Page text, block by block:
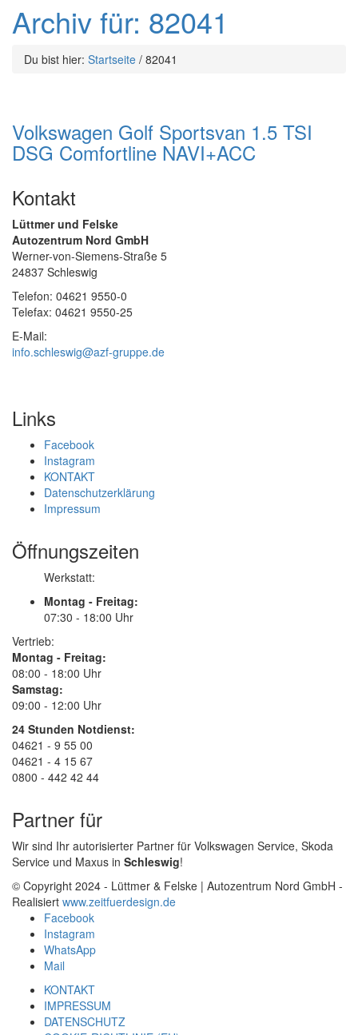
Archiv für: 82041
Du bist hier: Startseite / 82041
Volkswagen Golf Sportsvan 1.5 TSI
DSG Comfortline NAVI+ACC
Kontakt
Lüttmer und Felske
Autozentrum Nord GmbH
Werner-von-Siemens-Straße 5
24837 Schleswig
Telefon: 04621 9550-0
Telefax: 04621 9550-25
E-Mail:
info.schleswig@azf-gruppe.de
Links
Facebook
Instagram
KONTAKT
Datenschutzerklärung
Impressum
Öffnungszeiten
Werkstatt:
Montag - Freitag:
07:30 - 18:00 Uhr
Vertrieb:
Montag - Freitag:
08:00 - 18:00 Uhr
Samstag:
09:00 - 12:00 Uhr
24 Stunden Notdienst:
04621 - 9 55 00
04621 - 4 15 67
0800 - 442 42 44
Partner für
Wir sind Ihr autorisierter Partner für Volkswagen Service, Skoda
Service und Maxus in Schleswig!
© Copyright 2024 - Lüttmer & Felske | Autozentrum Nord GmbH -
Realisiert www.zeitfuerdesign.de
Facebook
Instagram
WhatsApp
Mail
KONTAKT
IMPRESSUM
DATENSCHUTZ